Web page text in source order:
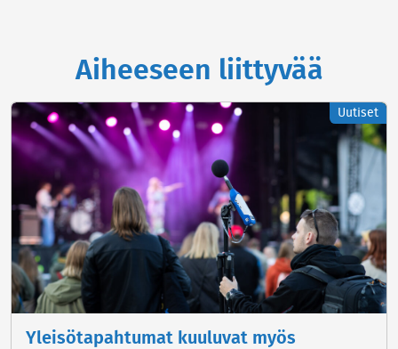
Aiheeseen liittyvää
Uutiset
Yleisötapahtumat kuuluvat myös